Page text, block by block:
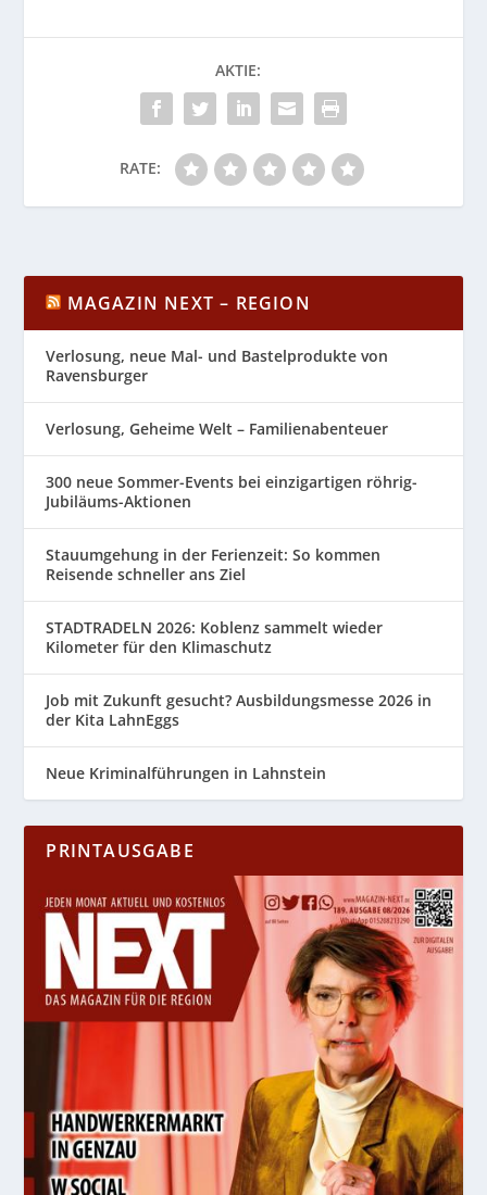
AKTIE:
RATE:
MAGAZIN NEXT – REGION
Verlosung, neue Mal- und Bastelprodukte von
Ravensburger
Verlosung, Geheime Welt – Familienabenteuer
300 neue Sommer-Events bei einzigartigen röhrig-
Jubiläums-Aktionen
Stauumgehung in der Ferienzeit: So kommen
Reisende schneller ans Ziel
STADTRADELN 2026: Koblenz sammelt wieder
Kilometer für den Klimaschutz
Job mit Zukunft gesucht? Ausbildungsmesse 2026 in
der Kita LahnEggs
Neue Kriminalführungen in Lahnstein
PRINTAUSGABE